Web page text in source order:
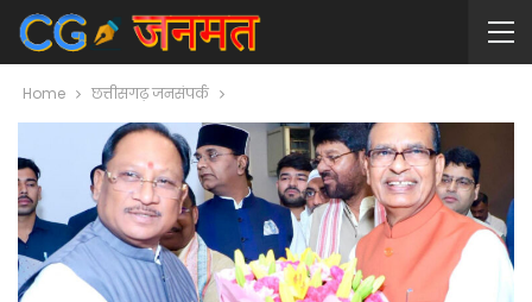
Home छत्तीसगढ़ जनसंपर्क